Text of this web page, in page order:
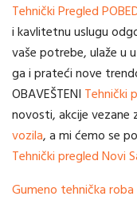
Tehnički Pregled
i kavlitetnu uslugu
vaše potrebe, ulaže u
ga i prateći nove
OBAVEŠTENI Tehnički
novosti, akcije vezane
vozila, a mi ćemo se
Tehnički pregled Novi
Gumeno tehnička roba